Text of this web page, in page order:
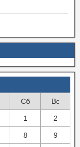
Сб Вс
1 2
8 9